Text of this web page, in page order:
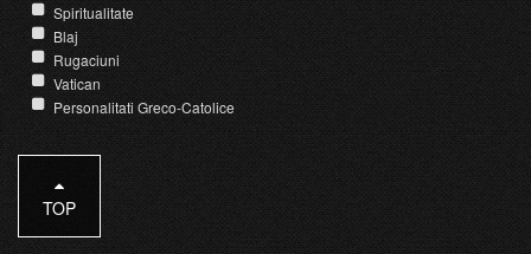
Spiritualitate
Blaj
Rugaciuni
Vatican
Personalitati Greco-Catolice
TOP